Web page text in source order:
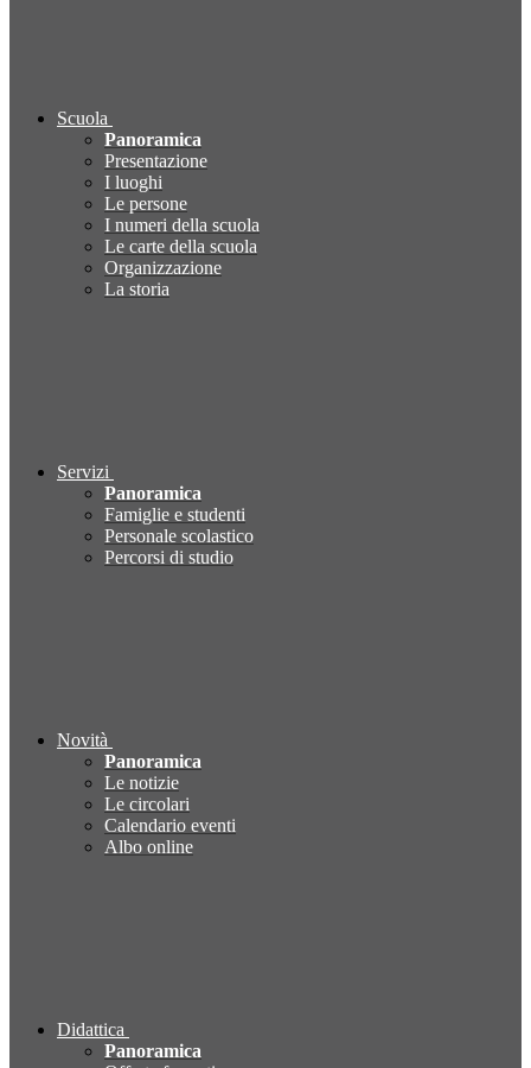
Scuola
Panoramica
Presentazione
I luoghi
Le persone
I numeri della scuola
Le carte della scuola
Organizzazione
La storia
Servizi
Panoramica
Famiglie e studenti
Personale scolastico
Percorsi di studio
Novità
Panoramica
Le notizie
Le circolari
Calendario eventi
Albo online
Didattica
Panoramica